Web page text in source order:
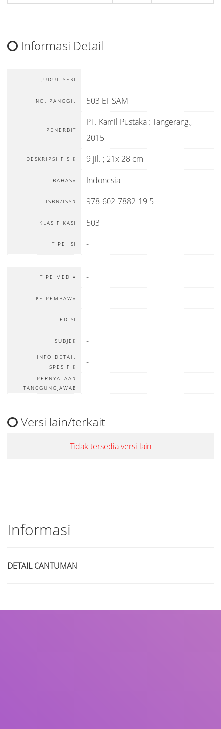
Informasi Detail
JUDUL SERI -
NO. PANGGIL 503 EF SAM
PENERBIT
PT. Kamil Pustaka : Tangerang.,
2015
DESKRIPSI FISIK 9 jil. ; 21x 28 cm
BAHASA Indonesia
ISBN/ISSN 978-602-7882-19-5
KLASIFIKASI 503
TIPE ISI -
TIPE MEDIA -
TIPE PEMBAWA -
EDISI -
SUBJEK -
INFO DETAIL
SPESIFIK
-
PERNYATAAN
TANGGUNGJAWAB
-
Versi lain/terkait
Tidak tersedia versi lain
Informasi
DETAIL CANTUMAN